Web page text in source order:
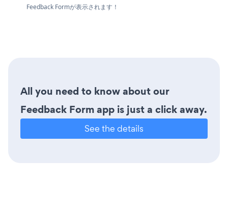
Feedback Formが表示されます！
All you need to know about our
Feedback Form app is just a click away.
See the details